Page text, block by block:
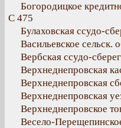
Богородицкое
С 475
Булаховская ссудо-
Васильевское сельск.
Вербская ссудо-
Верхнеднепровская
Верхнеднепровская
Верхнеднепровская
Верхнеднепровское
Весело-